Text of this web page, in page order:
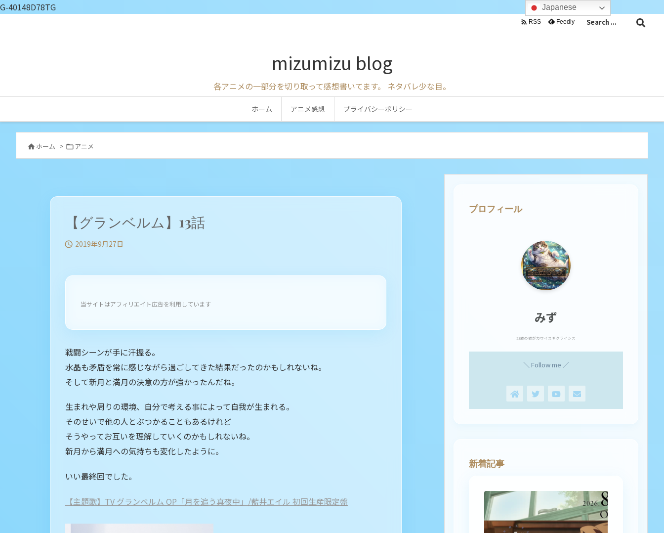
G-40148D78TG
mizumizu blog
各アニメの一部分を切り取って感想書いてます。 ネタバレ少な目。
ホーム アニメ感想 プライバシーポリシー
 RSS Feedly
 ホーム > アニメ
【グランベルム】13話
 2019年9月27日
当サイトはアフィリエイト広告を利用しています
戦闘シーンが手に汗握る。
水晶も矛盾を常に感じながら過ごしてきた結果だったのかもしれないね。
そして新月と満月の決意の方が強かったんだね。
生まれや周りの環境、自分で考える事によって自我が生まれる。
そのせいで他の人とぶつかることもあるけれど
そうやってお互いを理解していくのかもしれないね。
新月から満月への気持ちも変化したように。
いい最終回でした。
【主題歌】TV グランベルム OP「月を追う真夜中」/藍井エイル 初回生産限定盤
プロフィール
みず
23歳の猫がカワイスギクライシス
＼ Follow me ／
新着記事
Japanese